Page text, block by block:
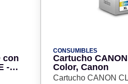
con
-
CONSUMIBLES
Cartucho
Color, Canon
Cartucho CANON